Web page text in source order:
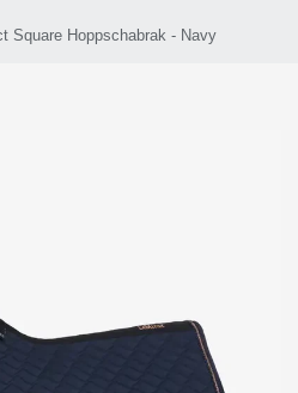
Square Hoppschabrak - Navy